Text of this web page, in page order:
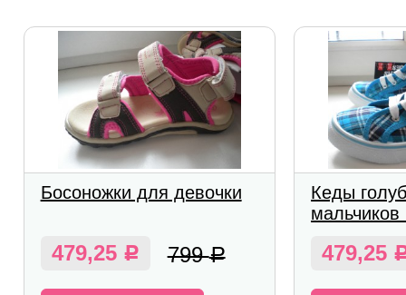
Босоножки для девочки
479,25 Р 799Р
Кеды
мальчиков
479,25